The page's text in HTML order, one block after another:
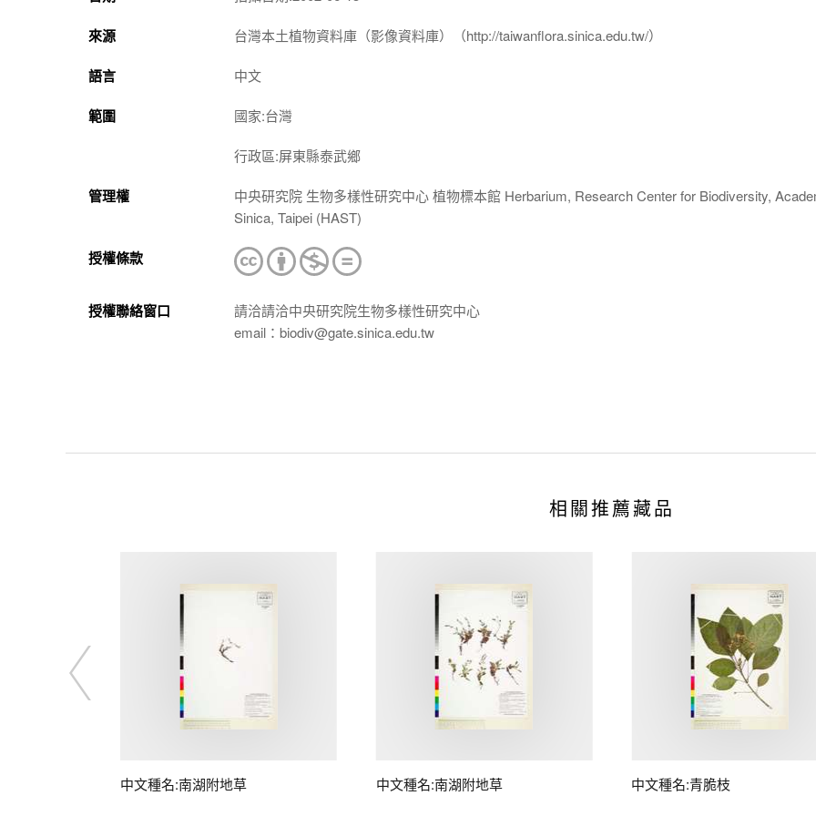
來源 台灣本土植物資料庫（影像資料庫）（http://taiwanflora.sinica.edu.tw/）
語言 中文
範圍 國家:台灣
行政區:屏東縣泰武鄉
管理權
中央研究院 生物多樣性研究中心 植物標本館 Herbarium, Research Center for Biodiversity,
Sinica, Taipei (HAST)
授權條款
授權聯絡窗口
請洽請洽中央研究院生物多樣性研究中心
email：biodiv@gate.sinica.edu.tw
相關推薦藏品
中文種名:南湖附地草 中文種名:南湖附地草 中文種名:青脆枝